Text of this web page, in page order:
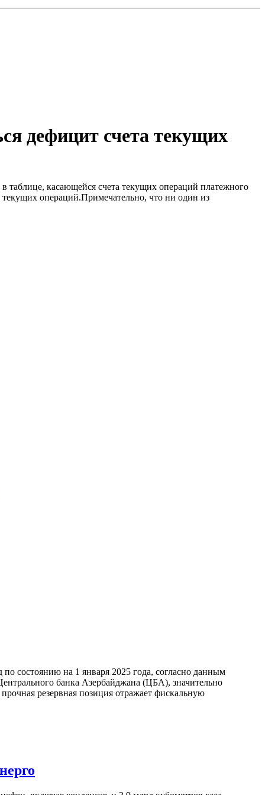
дефицит счета текущих
касающейся счета текущих операций платежного
текущих операций.Примечательно, что ни один из
состоянию на 1 января 2025 года, согласно данным
банка Азербайджана (ЦБА), значительно
резервная позиция отражает фискальную